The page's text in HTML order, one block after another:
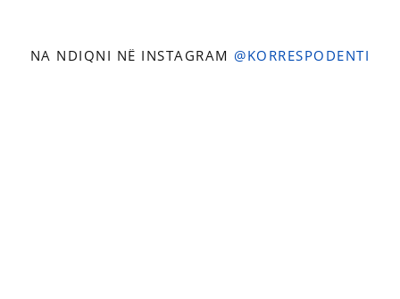
NA NDIQNI NË INSTAGRAM @KORRESPODENTI